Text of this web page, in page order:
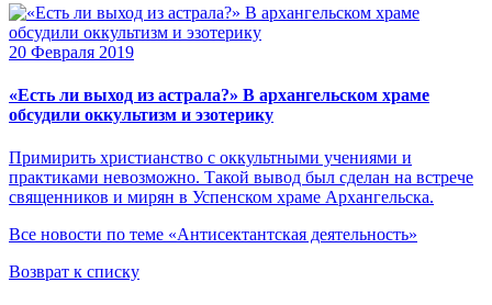
20 Февраля 2019
«Есть ли выход из астрала?» В архангельском храме
обсудили оккультизм и эзотерику
Примирить христианство с оккультными учениями и
практиками невозможно. Такой вывод был сделан на встрече
священников и мирян в Успенском храме Архангельска.
Все новости по теме «Антисектантская деятельность»
Возврат к списку